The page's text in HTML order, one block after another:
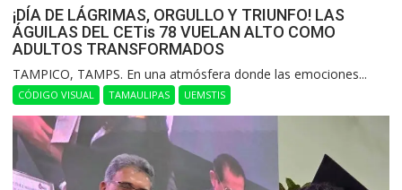
¡DÍA DE LÁGRIMAS, ORGULLO Y TRIUNFO! LAS
ÁGUILAS DEL CETis 78 VUELAN ALTO COMO
ADULTOS TRANSFORMADOS
​TAMPICO, TAMPS. En una atmósfera donde las emociones...
CÓDIGO VISUAL TAMAULIPAS UEMSTIS